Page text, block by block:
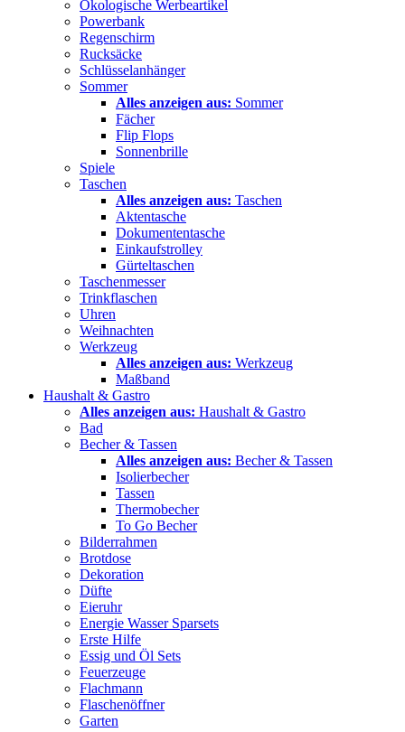
Ökologische Werbeartikel
Powerbank
Regenschirm
Rucksäcke
Schlüsselanhänger
Sommer
Alles anzeigen aus: Sommer
Fächer
Flip Flops
Sonnenbrille
Spiele
Taschen
Alles anzeigen aus: Taschen
Aktentasche
Dokumententasche
Einkaufstrolley
Gürteltaschen
Taschenmesser
Trinkflaschen
Uhren
Weihnachten
Werkzeug
Alles anzeigen aus: Werkzeug
Maßband
Haushalt & Gastro
Alles anzeigen aus: Haushalt & Gastro
Bad
Becher & Tassen
Alles anzeigen aus: Becher & Tassen
Isolierbecher
Tassen
Thermobecher
To Go Becher
Bilderrahmen
Brotdose
Dekoration
Düfte
Eieruhr
Energie Wasser Sparsets
Erste Hilfe
Essig und Öl Sets
Feuerzeuge
Flachmann
Flaschenöffner
Garten